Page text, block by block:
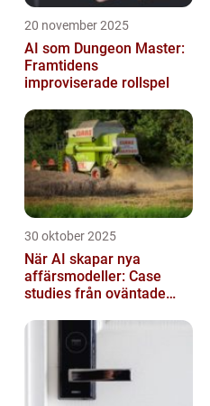
20 november 2025
AI som Dungeon Master:
Framtidens
improviserade rollspel
30 oktober 2025
När AI skapar nya
affärsmodeller: Case
studies från oväntade